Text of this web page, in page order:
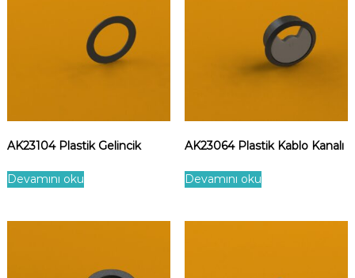
AK23104 Plastik Gelincik
Devamını oku
AK23064 Plastik Kablo Kanalı
Devamını oku